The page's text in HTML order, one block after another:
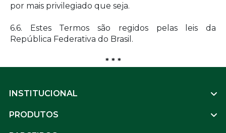
por mais privilegiado que seja.
6.6. Estes Termos são regidos pelas leis da
República Federativa do Brasil.
* * *
Footer
INSTITUCIONAL
PRODUTOS